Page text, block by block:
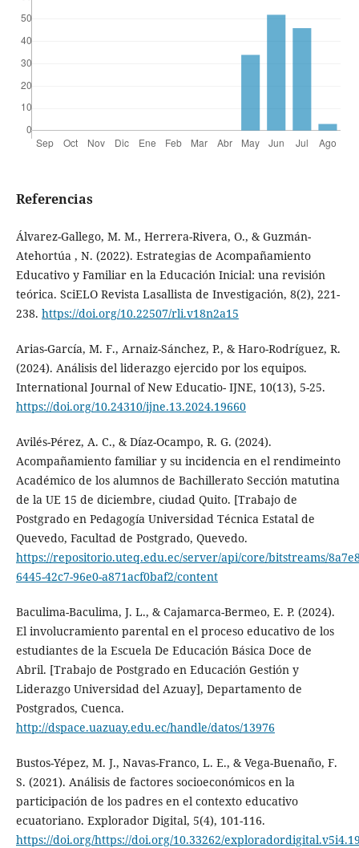
Referencias
Álvarez-Gallego, M. M., Herrera-Rivera, O., & Guzmán-
Atehortúa , N. (2022). Estrategias de Acompañamiento
Educativo y Familiar en la Educación Inicial: una revisión
teórica. SciELO Revista Lasallista de Investigación, 8(2), 221-
238. https://doi.org/10.22507/rli.v18n2a15
Arias-García, M. F., Arnaiz-Sánchez, P., & Haro-Rodríguez, R.
(2024). Análisis del liderazgo ejercido por los equipos.
International Journal of New Educatio- IJNE, 10(13), 5-25.
https://doi.org/10.24310/ijne.13.2024.19660
Avilés-Pérez, A. C., & Díaz-Ocampo, R. G. (2024).
Acompañamiento familiar y su incidencia en el rendimeinto
Académico de los alumnos de Bachillerato Sección matutina
de la UE 15 de diciembre, ciudad Quito. [Trabajo de
Postgrado en Pedagogía Universidad Técnica Estatal de
Quevedo, Facultad de Postgrado, Quevedo.
https://repositorio.uteq.edu.ec/server/api/core/bitstreams/
6445-42c7-96e0-a871acf0baf2/content
Baculima-Baculima, J. L., & Cajamarca-Bermeo, E. P. (2024).
El involucramiento parental en el proceso educativo de los
estudiantes de la Escuela De Educación Básica Doce de
Abril. [Trabajo de Postgrado en Educación Gestión y
Liderazgo Universidad del Azuay], Departamento de
Postgrados, Cuenca.
http://dspace.uazuay.edu.ec/handle/datos/13976
Bustos-Yépez, M. J., Navas-Franco, L. E., & Vega-Buenaño, F.
S. (2021). Análisis de factores socioeconómicos en la
participación de los padres en el contexto educativo
ecuatoriano. Explorador Digital, 5(4), 101-116.
https://doi.org/https://doi.org/10.33262/